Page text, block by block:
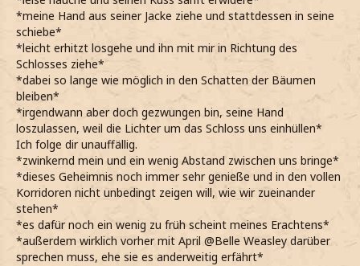
*meine Hand aus seiner Jacke ziehe und stattdessen in seine
schiebe*
*leicht erhitzt losgehe und ihn mit mir in Richtung des
Schlosses ziehe*
*dabei so lange wie möglich in den Schatten der Bäumen
bleiben*
*irgendwann aber doch gezwungen bin, seine Hand
loszulassen, weil die Lichter um das Schloss uns einhüllen*
Ich folge dir unauffällig.
*zwinkernd mein und ein wenig Abstand zwischen uns bringe*
*dieses Geheimnis noch immer sehr genieße und in den vollen
Korridoren nicht unbedingt zeigen will, wie wir zueinander
stehen*
*es dafür noch ein wenig zu früh scheint meines Erachtens*
*außerdem wirklich vorher mit April @Belle Weasley darüber
sprechen muss, ehe sie es anderweitig erfährt*